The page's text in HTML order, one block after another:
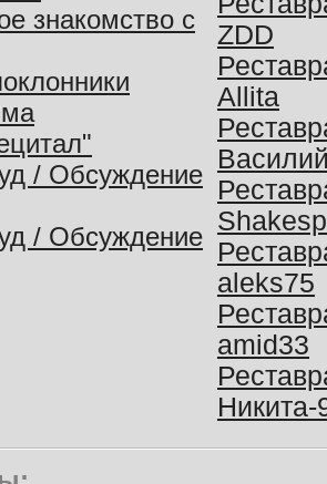
знакомство с
/ Обсуждение
/ Обсуждение
ZDD
Allita
aleks75
amid33
Никита-